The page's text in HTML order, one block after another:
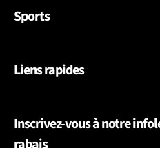
Sports
Liens rapides
Inscrivez-vous à notre